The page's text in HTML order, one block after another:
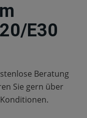
E30
Beratung
Sie gern über